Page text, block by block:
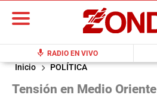
mic RADIO EN VIVO
Inicio POLÍTICA
Tensión en Medio Oriente